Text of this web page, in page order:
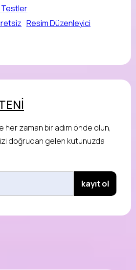
Testler
Resim Düzenleyici
her zaman bir adım önde olun,
doğrudan gelen kutunuzda